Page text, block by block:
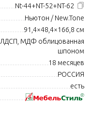
Nt-44+NT-52+NT-62
Ньютон / New.Tone
91,4×48,4×166,8 см
ЛДСП, МДФ облицованная
шпоном
18 месяцев
РОССИЯ
есть